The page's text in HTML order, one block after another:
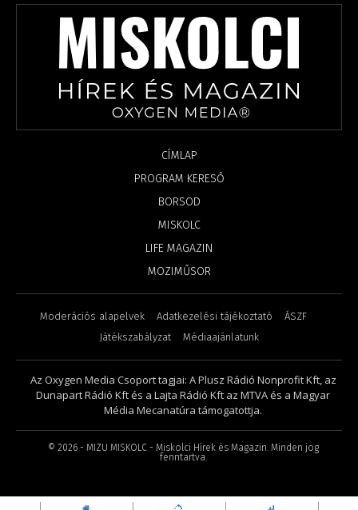
CÍMLAP
PROGRAM KERESŐ
BORSOD
MISKOLC
LIFE MAGAZIN
MOZIMŰSOR
Moderációs alapelvek Adatkezelési tájékoztató
ÁSZF
Játékszabályzat
Médiaajánlatunk
Az Oxygen Media Csoport tagjai: A Plusz Rádió Nonprofit Kft, az
Dunapart Rádió Kft és a Lajta Rádió Kft az MTVA és a Magyar
Média Mecanatúra támogatottja.
© 2026- MIZU MISKOLC - Miskolci Hírek és Magazin. Minden jog
fenntartva.